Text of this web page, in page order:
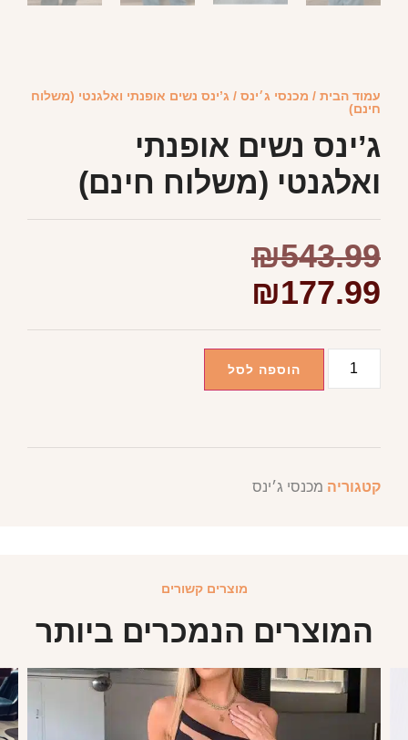
עמוד הבית / מכנסי ג׳ינס / ג’ינס נשים אופנתי ואלגנטי (משלוח
חינם)
ג’ינס נשים אופנתי
ואלגנטי (משלוח חינם)
₪543.99
₪177.99
הוספה לסל
קטגוריה מכנסי ג׳ינס
מוצרים קשורים
המוצרים הנמכרים ביותר